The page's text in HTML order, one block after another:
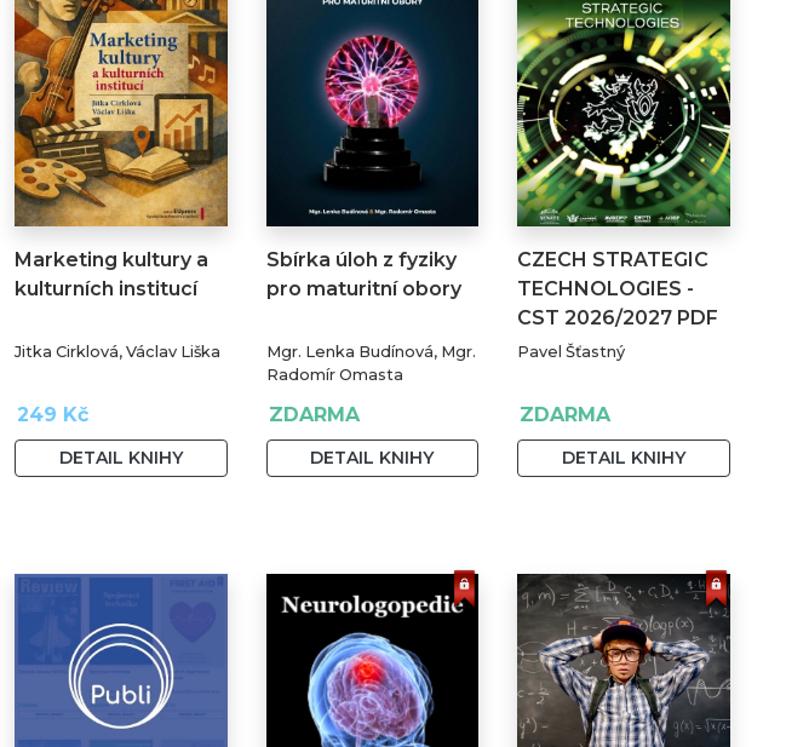
Marketing kultury a
kulturních institucí
Jitka Cirklová, Václav Liška
249 Kč
DETAIL KNIHY
Sbírka úloh z fyziky
pro maturitní obory
Mgr. Lenka Budínová, Mgr.
Radomír Omasta
ZDARMA
DETAIL KNIHY
CZECH STRATEGIC
TECHNOLOGIES -
CST 2026/2027 PDF
Pavel Šťastný
ZDARMA
DETAIL KNIHY